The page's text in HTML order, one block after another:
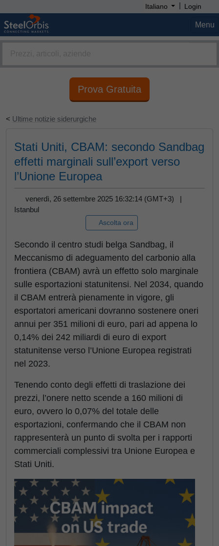
Italiano | Login
Menu
Prova Gratuita
< Ultime notizie siderurgiche
Stati Uniti, CBAM: secondo Sandbag
effetti marginali sull’export verso
l’Unione Europea
venerdì, 26 settembre 2025 16:32:14 (GMT+3) |
Istanbul
Ascolta ora
Secondo il centro studi belga Sandbag, il
Meccanismo di adeguamento del carbonio alla
frontiera (CBAM) avrà un effetto solo marginale
sulle esportazioni statunitensi. Nel 2034, quando
il CBAM entrerà pienamente in vigore, gli
esportatori americani dovranno sostenere oneri
annui per 351 milioni di euro, pari ad appena lo
0,14% dei 242 miliardi di euro di export
statunitense verso l’Unione Europea registrati
nel 2023.
Tenendo conto degli effetti di traslazione dei
prezzi, l’onere netto scende a 160 milioni di
euro, ovvero lo 0,07% del totale delle
esportazioni, confermando che il CBAM non
rappresenterà un punto di svolta per i rapporti
commerciali complessivi tra Unione Europea e
Stati Uniti.